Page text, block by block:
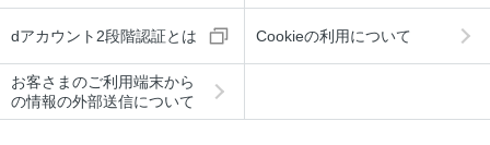
dアカウント2段階認証とは Cookieの利用について
お客さまのご利用端末から
の情報の外部送信について